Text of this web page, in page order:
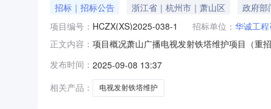
招标｜招标公告 浙江省｜杭州市｜萧山区 政府部
项目编号： HCZX(XS)2025-038-1 招标单位： 华诚工
正文内容： 项目概况萧山广播电视发射铁塔维护项目（重
求。标项名称:萧山广播电视发射铁塔维护项目
发布时间： 2025-09-08 13:37
相关产品：
电视发射铁塔维护